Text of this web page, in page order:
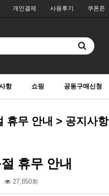
개인결제 사용후기 쿠폰존
항 쇼핑 공동구매신청
휴무 안내 > 공지사항
휴무 안내
27,850회